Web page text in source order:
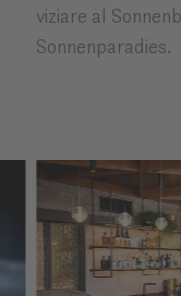
viziare al
Sonnenparadies.